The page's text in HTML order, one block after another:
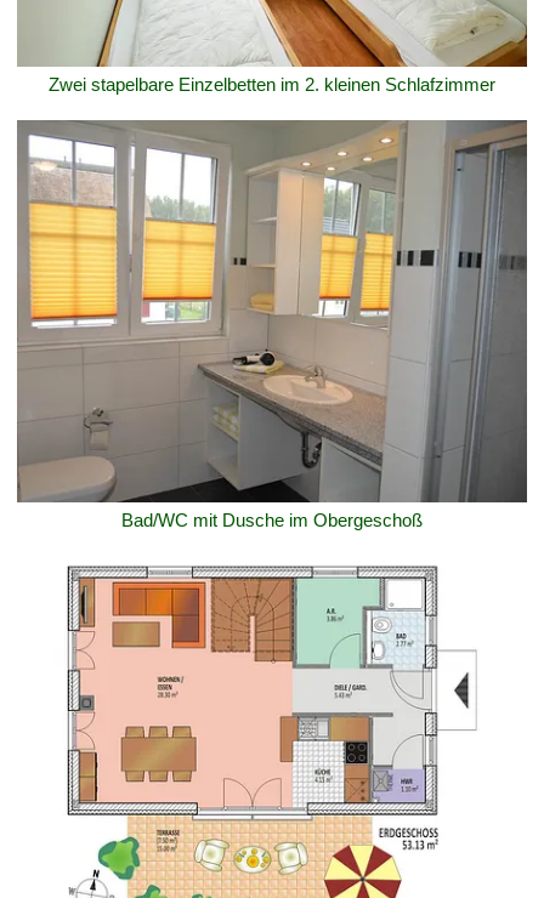
Zwei stapelbare Einzelbetten im 2. kleinen Schlafzimmer
Bad/WC mit Dusche im Obergeschoß